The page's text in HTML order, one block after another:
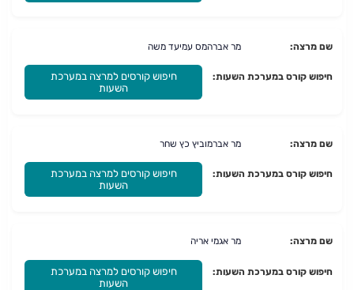
שם מרצה: מר אברהמס עמיעד משה
חיפוש קורס במערכת השעות:
חיפוש קורסים למרצה במערכת
השעות
שם מרצה: מר אברמוביץ כץ שחר
חיפוש קורס במערכת השעות:
חיפוש קורסים למרצה במערכת
השעות
שם מרצה: מר אגמי אריה
חיפוש קורס במערכת השעות:
חיפוש קורסים למרצה במערכת
השעות